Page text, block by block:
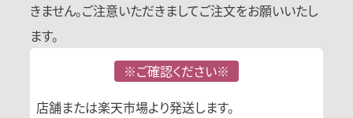
きません。ご注意いただきましてご注文をお願いいたし
ます。
※ご確認ください※
店舗または楽天市場より発送します。